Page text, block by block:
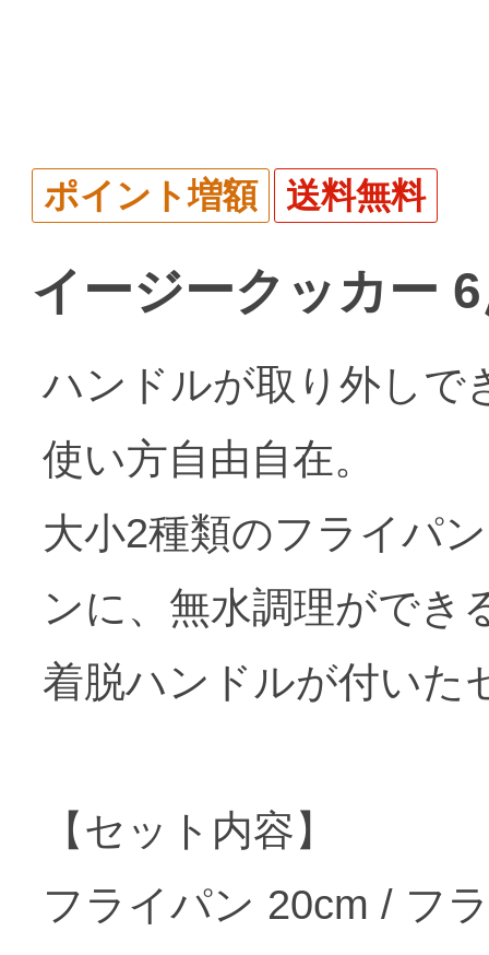
ポイント増額 送料無料
イージークッカー
ハンドルが取り外しで
使い方自由自在。
大小2種類のフライパ
ンに、無水調理ができ
着脱ハンドルが付いた
【セット内容】
フライパン 20cm / フ